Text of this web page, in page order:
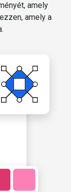
amely
amely a